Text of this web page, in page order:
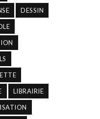
DESSIN
LIBRAIRIE